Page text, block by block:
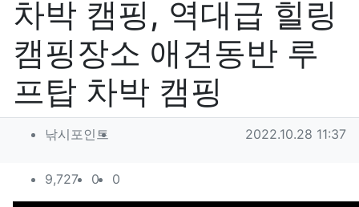
차박 캠핑, 역대급 힐링
캠핑장소 애견동반 루
프탑 차박 캠핑
작성자 정보
낚시포인트 작성일
2022.10.28 11:37
컨텐츠 정보
9,727조회
0추천
0